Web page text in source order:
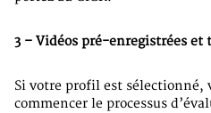
3 – Vidéos pré-enregistrées et
Si votre profil est sélectionné,
commencer le processus